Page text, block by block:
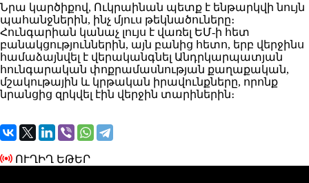
Նրա կարծիքով, Ուկրաինան պետք է ենթարկվի նույն
պահանջներին, ինչ մյուս թեկնածուները։
Հունգարիան կանաչ լույս է վառել ԵՄ-ի հետ
բանակցություններին, այն բանից հետո, երբ վերջինս
համաձայնվել է վերականգնել Անդրկարպատյան
հունգարական փոքրամասնության քաղաքական,
մշակութային և կրթական իրավունքները, որոնք
նրանցից զրկվել էին վերջին տարիներին։
ՈՒՂԻՂ ԵԹԵՐ